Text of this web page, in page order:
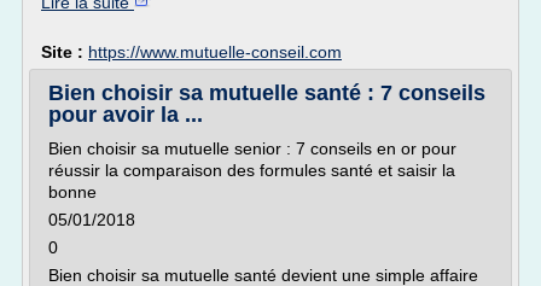
Site : https://www.mutuelle-conseil.com
Bien choisir sa mutuelle santé : 7 conseils
pour avoir la ...
Bien choisir sa mutuelle senior : 7 conseils en or pour
réussir la comparaison des formules santé et saisir la
bonne
05/01/2018
0
Bien choisir sa mutuelle santé devient une simple affaire